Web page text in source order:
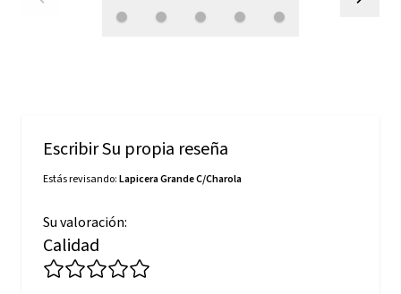
Escribir Su propia reseña
Estás revisando:Lapicera Grande C/Charola
Su valoración:
Calidad